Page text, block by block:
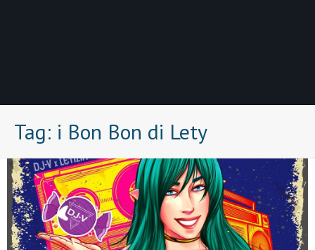
Tag: i Bon Bon di Lety